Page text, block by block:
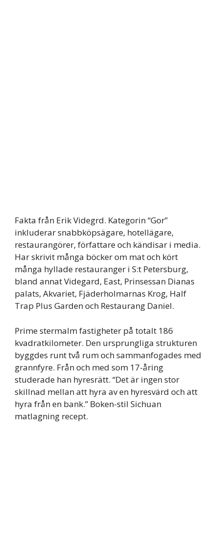
Fakta från Erik Videgrd. Kategorin “Gor”
inkluderar snabbköpsägare, hotellägare,
restaurangörer, författare och kändisar i media.
Har skrivit många böcker om mat och kört
många hyllade restauranger i S:t Petersburg,
bland annat Videgard, East, Prinsessan Dianas
palats, Akvariet, Fjäderholmarnas Krog, Half
Trap Plus Garden och Restaurang Daniel.
Prime stermalm fastigheter på totalt 186
kvadratkilometer. Den ursprungliga strukturen
byggdes runt två rum och sammanfogades med
grannfyre. Från och med som 17-åring
studerade han hyresrätt. “Det är ingen stor
skillnad mellan att hyra av en hyresvärd och att
hyra från en bank.” Boken-stil Sichuan
matlagning recept.